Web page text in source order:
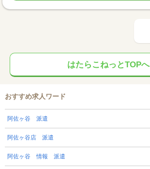
はたらこねっとTOPへ
おすすめ求人ワード
阿佐ヶ谷 派遣
阿佐ヶ谷店 派遣
阿佐ヶ谷 情報 派遣